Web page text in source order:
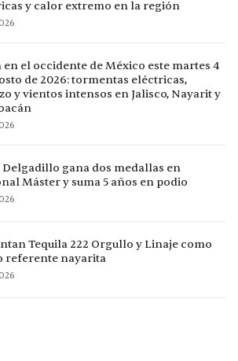
y calor extremo en la región
en el occidente de México este martes 4
de 2026: tormentas eléctricas,
y vientos intensos en Jalisco, Nayarit y
Delgadillo gana dos medallas en
Máster y suma 5 años en podio
Tequila 222 Orgullo y Linaje como
referente nayarita